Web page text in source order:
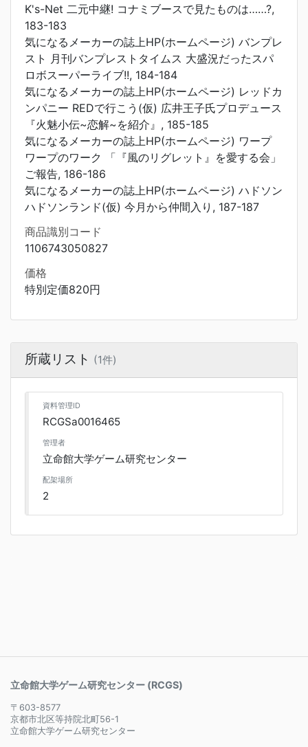
K's-Net 二元中継! コナミブースで見たものは……?,
183-183
気になるメーカーの誌上HP(ホームページ) バンプレ
スト 月刊バンプレストタイムス 大盛況だったスパ
ロボスーパーライブ!!, 184-184
気になるメーカーの誌上HP(ホームページ) レッドカ
ンパニー REDで行こう(仮) 広井王子氏プロデュース
『火魅小伝~恋解~を紹介』, 185-185
気になるメーカーの誌上HP(ホームページ) ワープ
ワープのワーク 「『風のリグレット』を愛する会」
ご報告, 186-186
気になるメーカーの誌上HP(ホームページ) ハドソン
ハドソンランド(仮) 今月から仲間入り, 187-187
商品識別コード
1106743050827
価格
特別定価820円
所蔵リスト (1件)
資料管理ID
RCGSa0016465
管理者
立命館大学ゲーム研究センター
配架場所
2
立命館大学ゲーム研究センター (RCGS)
〒603-8577
京都市北区等持院北町56-1
立命館大学ゲーム研究センター